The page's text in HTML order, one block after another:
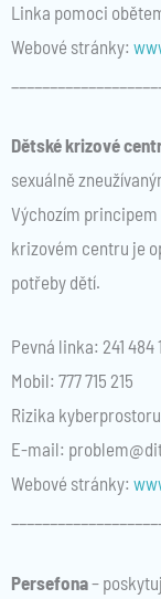
Linka pomoci
Webové stránky:
Dětské krizové
sexuálně
Výchozím principem
krizovém centru je
potřeby dětí.
Pevná linka: 241 484
Mobil: 777 715 215
Rizika
E-mail:
Webové stránky:
Persefona–